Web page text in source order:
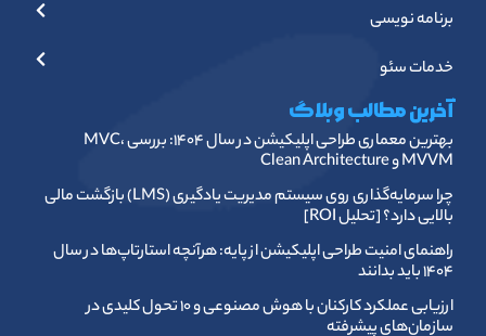
برنامه نویسی
خدمات سئو
آخرین مطالب وبلاگ
بهترین معماری طراحی اپلیکیشن در سال ۱۴۰۴: بررسی MVC،
MVVM و Clean Architecture
چرا سرمایه‌گذاری روی سیستم مدیریت یادگیری (LMS) بازگشت مالی
بالایی دارد؟ [تحلیل ROI]
راهنمای امنیت طراحی اپلیکیشن از پایه: هرآنچه استارتاپ‌ها در سال
۱۴۰۴ باید بدانند
ارزیابی عملکرد کارکنان با هوش مصنوعی و ۱۰ تحول کلیدی در
سازمان‌های پیشرفته